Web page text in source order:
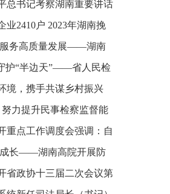
总书记考察湖南重要讲话
研讨班开班
业2410户 2023年湖南挽
亿元务高质量发展——湖南
击侵犯知识产权犯罪10起
护“半边天”——省人民检
同主办检察开放日活动
境，携手共谋乡村振兴
村工作队、村“两委”干
调研
力提升民事检察监督能
重点工作调度会强调：自
推动工作更有成效 更加
长——湖南高院开展防
益普法宣讲
省政协十三届二次会议第